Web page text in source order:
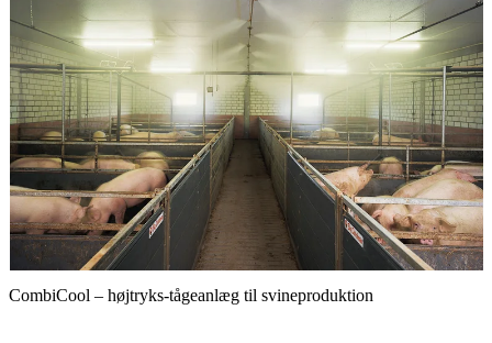
CombiCool – højtryks-tågeanlæg til svineproduktion